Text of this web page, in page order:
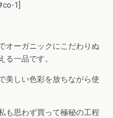
1]
オーガニックにこだわりぬ
る一品です。
美しい色彩を放ちながら使
も思わず買って極秘の工程